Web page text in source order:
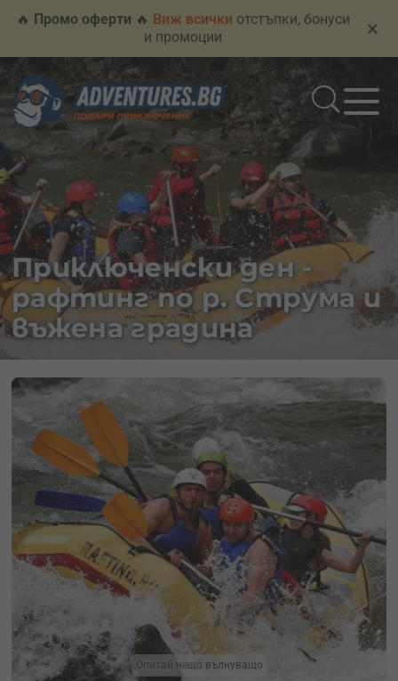
🔥 Промо оферти 🔥 Виж всички отстъпки, бонуси
и промоции
×
Приключенски ден -
рафтинг по р. Струма и
въжена градина
Сподели с приятели